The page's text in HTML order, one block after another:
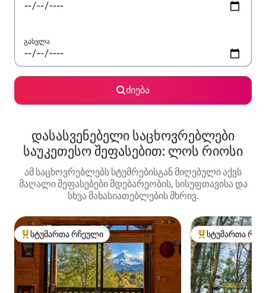
გასვლა
ძიება
დასასვენებელი საცხოვრებლები
საუკეთესო შეფასებით: ლოს რიოსი
ამ საცხოვრებლებს სტუმრებისგან მიღებული აქვს
მაღალი შეფასებები მდებარეობის, სისუფთავისა და
სხვა მახასიათებლების მხრივ.
სტუმართა რჩეული მოწინავე ვარიანტი
სტუმართა რჩეული სტუმართა
სტუმართა